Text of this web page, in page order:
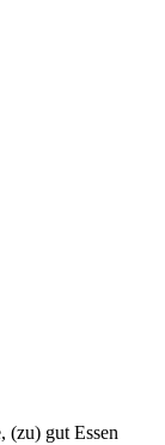
(zu) gut Essen